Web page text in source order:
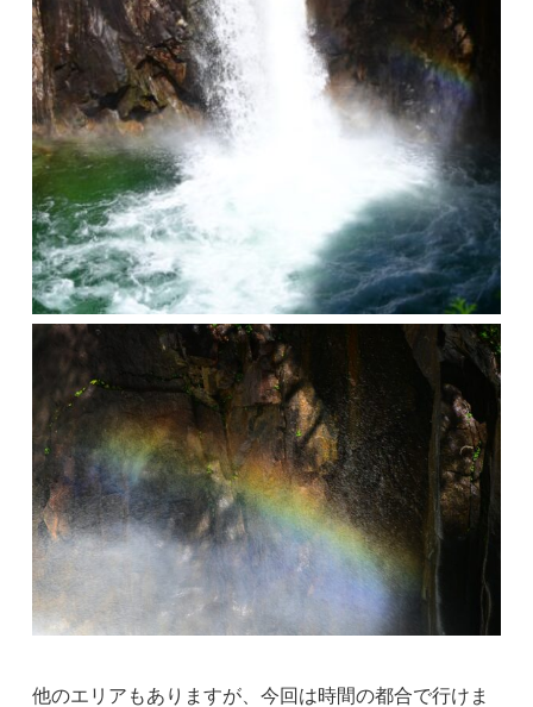
他のエリアもありますが、今回は時間の都合で行けま